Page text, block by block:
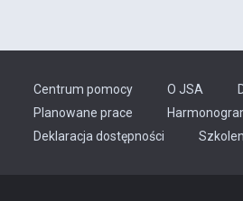
Centrum pomocy O JSA
Planowane prace
Deklaracja dostępności